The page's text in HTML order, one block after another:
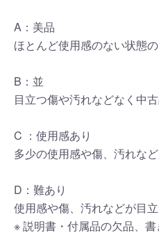
A：美品
ほとんど使用感のない状態
B：並
目立つ傷や汚れなどなく中
C ：使用感あり
多少の使用感や傷、汚れな
D：難あり
使用感や傷、汚れなどが目
※ 説明書・付属品の欠品、